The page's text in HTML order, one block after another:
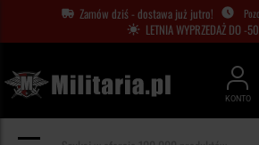
Zamów dziś - dostawa już jutro!
LETNIA WYPRZEDAŻ DO -
KONTO